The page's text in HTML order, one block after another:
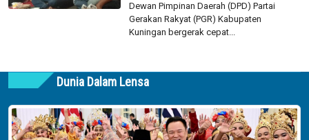
Dewan Pimpinan Daerah (DPD) Partai
Gerakan Rakyat (PGR) Kabupaten
Kuningan bergerak cepat...
Dunia Dalam Lensa